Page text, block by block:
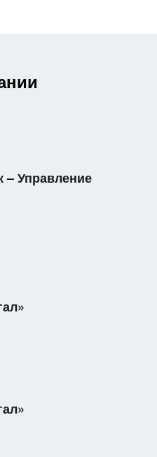
– Управление